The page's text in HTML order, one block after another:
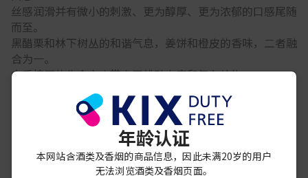
丝感润滑并有微小的刺激、更为醇厚、更为浓郁的口感尾随
而至。
黑醋栗和林下树丛的和谐气息，姜饼和橙皮的香味，二者融
合为一。
大香槟区的生命之水带来了雄劲力度和复杂结构。
一种精致优雅、回味绵长或“孔雀开屏”般的惊艳效果。
类别：干邑白兰地
配料表：葡萄、水、焦糖色（普通法）
酒精含量：40% vol
年龄认证
本网站含酒类及香烟的商品信息，因此未满20岁的用户
无法浏览酒类及香烟页面。